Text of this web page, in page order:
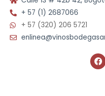
+ 57 (1) 2687066
+ 57 (320) 206 5721